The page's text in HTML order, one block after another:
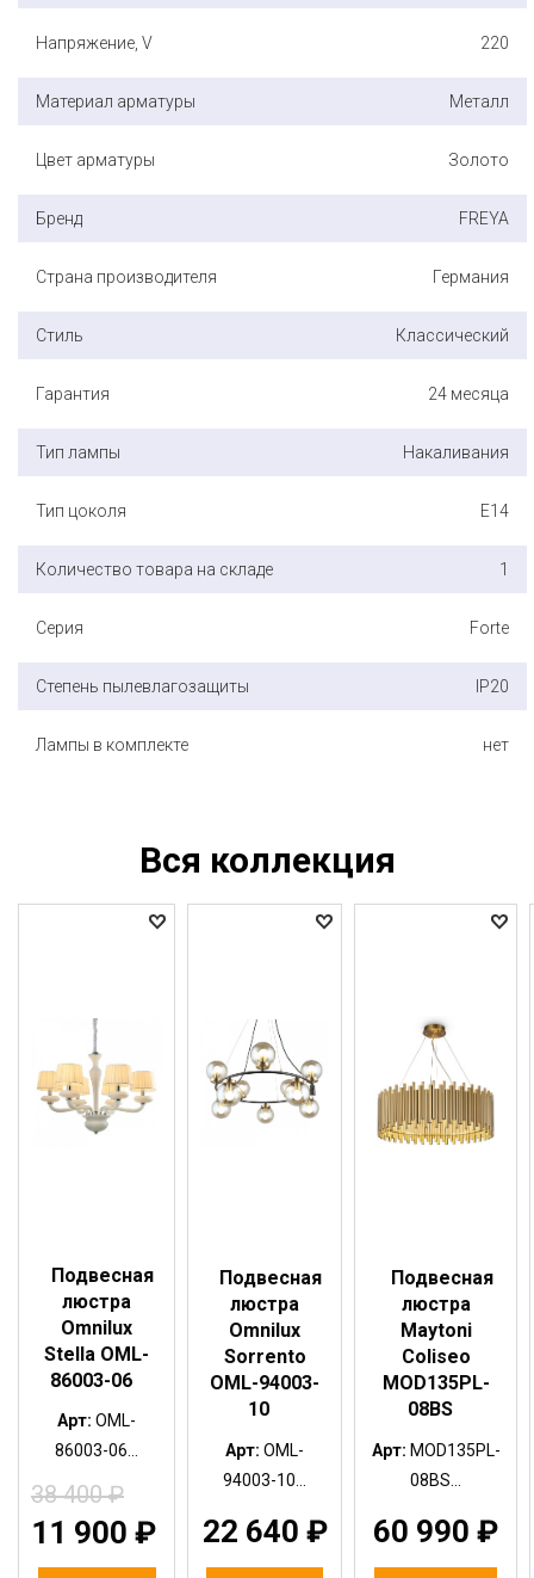
Напряжение, V 220
Материал арматуры Металл
Цвет арматуры Золото
Бренд FREYA
Страна производителя Германия
Стиль Классический
Гарантия 24 месяца
Тип лампы Накаливания
Тип цоколя E14
Количество товара на складе 1
Серия Forte
Степень пылевлагозащиты IP20
Лампы в комплекте нет
Вся коллекция
Подвесная
люстра
Omnilux
Stella OML-
86003-06
Арт: OML-
86003-06...
38 400₽
11 900 ₽
Подвесная
люстра
Omnilux
Sorrento
OML-94003-
10
Арт: OML-
94003-10...
22 640 ₽
Подвесная
люстра
Maytoni
Coliseo
MOD135PL-
08BS
Арт: MOD135PL-
08BS...
60 990 ₽